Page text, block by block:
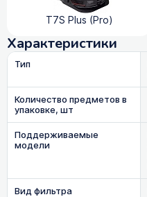
T7S Plus (Pro)
Характеристики
Тип
Количество предметов в
упаковке, шт
Поддерживаемые
модели
Вид фильтра